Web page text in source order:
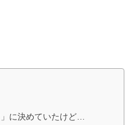
に決めていたけど…